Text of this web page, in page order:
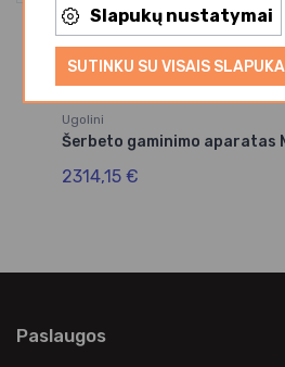
Slapukų nustatymai
SUTINKU SU VISAIS
Ugolini
Šerbeto gaminimo aparatas
2314,15 €
Paslaugos